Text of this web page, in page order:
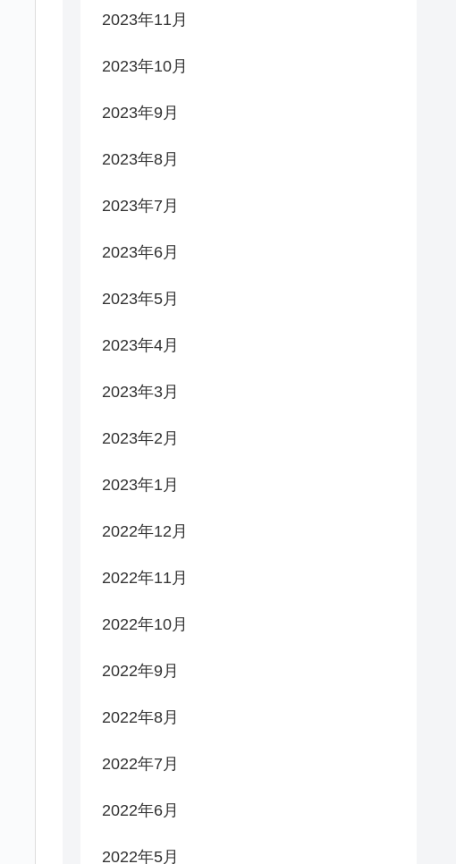
2023年11月
2023年10月
2023年9月
2023年8月
2023年7月
2023年6月
2023年5月
2023年4月
2023年3月
2023年2月
2023年1月
2022年12月
2022年11月
2022年10月
2022年9月
2022年8月
2022年7月
2022年6月
2022年5月